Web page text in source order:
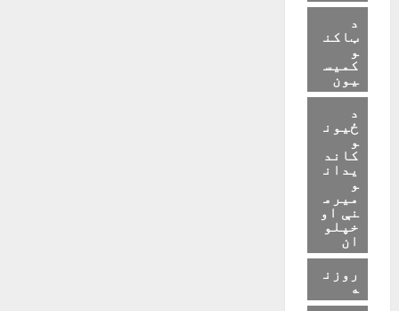
د
ټاکن
و
کمیس
یون
د
ځیون
و
کاند
یدان
و
میرم
نې او
خپلو
ان
روزن
ه